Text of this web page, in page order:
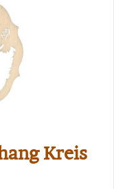
Kreis